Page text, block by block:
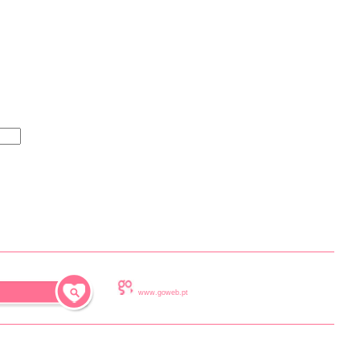
www.goweb.pt